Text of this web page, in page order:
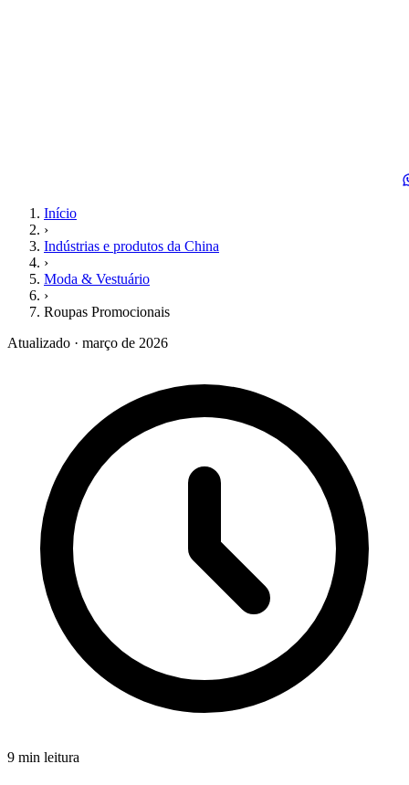
Início
›
Indústrias e produtos da China
›
Moda & Vestuário
›
Roupas Promocionais
Atualizado · março de 2026
9 min leitura